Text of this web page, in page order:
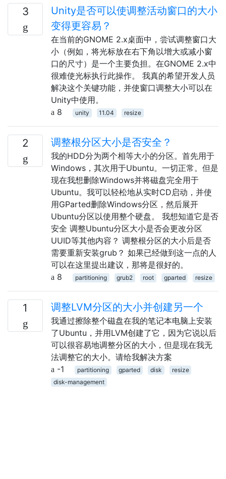
3
Unity是否可以使调整活动窗口的大小
变得更容易？
在当前的GNOME 2.x桌面中，尝试调整窗口大
小（例如，将光标放在右下角以增大或减小窗
口的尺寸）是一个主要负担。在GNOME 2.x中
很难使光标执行此操作。 我真的希望开发人员
解决这个关键功能，并使窗口调整大小可以在
Unity中使用。
8
unity 11.04 resize
2 调整根分区大小是否安全？
我的HDD分为两个相等大小的分区。首先用于
Windows，其次用于Ubuntu。一切正常。但是
现在我想删除Windows并将磁盘完全用于
Ubuntu。我可以轻松地从实时CD启动，并使
用GParted删除Windows分区，然后展开
Ubuntu分区以使用整个硬盘。 我想知道它是否
安全 调整Ubuntu分区大小是否会更改分区
UUID等其他内容？ 调整根分区的大小后是否
需要重新安装grub？ 如果已经做到这一点的人
可以在这里提出建议，那将是很好的。
8
partitioning grub2 root gparted resize
1 调整LVM分区的大小并创建另一个
我通过擦除整个磁盘在我的笔记本电脑上安装
了Ubuntu，并用LVM创建了它，因为它说以后
可以很容易地调整分区的大小，但是现在我无
法调整它的大小。请给我解决方案
-1
partitioning gparted disk
resize
disk-management